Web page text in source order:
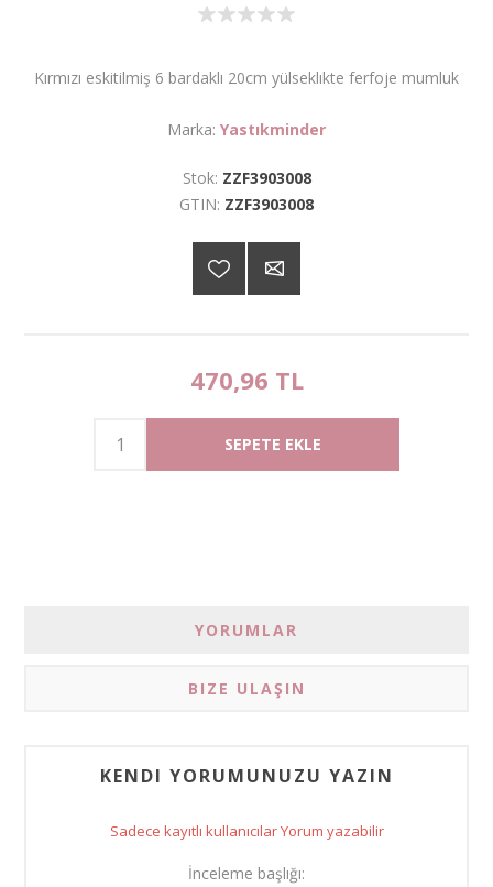
Kırmızı eskitilmiş 6 bardaklı 20cm yülseklıkte ferfoje mumluk
Marka: Yastıkminder
Stok: ZZF3903008
GTIN: ZZF3903008
470,96 TL
YORUMLAR
BIZE ULAŞIN
KENDI YORUMUNUZU YAZIN
Sadece kayıtlı kullanıcılar Yorum yazabilir
İnceleme başlığı: